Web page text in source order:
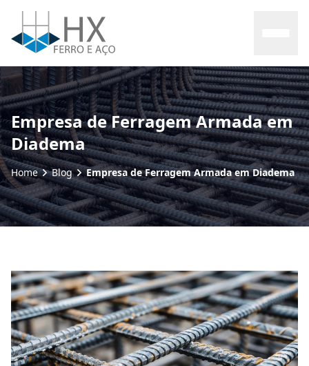
Home
Sobre nós
Produtos
Contato
Empresa de Ferragem Armada em
Diadema
Home Blog Empresa de Ferragem Armada em Diadema